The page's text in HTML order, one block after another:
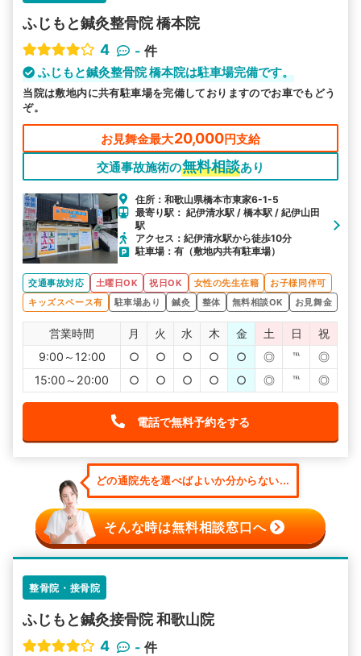
ふじもと鍼灸整骨院 橋本院
4
- 件
ふじもと鍼灸整骨院 橋本院は駐車場完備です。
当院は敷地内に共有駐車場を完備しておりますのでお車でもどう
ぞ。
お見舞金最大20,000円支給
交通事故施術の無料相談あり
住所：和歌山県橋本市東家6-1-5
最寄り駅： 紀伊清水駅 / 橋本駅 / 紀伊山田
駅
アクセス：紀伊清水駅から徒歩10分
駐車場：有（敷地内共有駐車場）
交通事故対応 土曜日OK 祝日OK 女性の先生在籍
お子様同伴可
キッズスペース有
駐車場あり 鍼灸 整体 無料相談OK お見舞金
営業時間 月 火 水 木 金 土 日
祝
9:00～12:00
○ ○ ○ ○ ○ ◎ ℡
◎
15:00～20:00
○ ○ ○ ○ ○ ◎ ℡ ◎
電話で無料予約をする
どの通院先を選べばよいか分からない...
そんな時は無料相談窓口へ
整骨院・接骨院
ふじもと鍼灸接骨院 和歌山院
4
- 件